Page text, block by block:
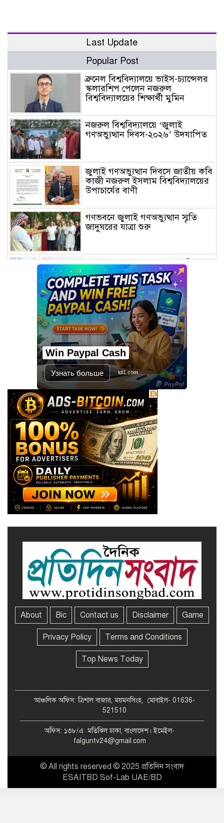
Last Update
Popular Post
ব্রুনেল বিশ্ববিদ্যালয়ে ভাইস-চ্যান্সেলর
স্কলারশিপ পেলেন নজরুল
বিশ্ববিদ্যালয়ের শিক্ষার্থী মুমিন
নজরুল বিশ্ববিদ্যালয়ে ‘জুলাই
গণঅভ্যুত্থান দিবস-২০২৬’ উদযাপিত
জুলাই গণঅভ্যুত্থান দিবসে জাতীয় কবি
কাজী নজরুল ইসলাম বিশ্ববিদ্যালয়ের
উপাচার্যের বাণী
গণভবনে জুলাই গণঅভ্যুত্থান স্মৃতি
জাদুঘরের যাত্রা শুরু
জুলাই আন্দোলন জনগণের, কৃতিত্ব
কোনো একক দলের নয়: প্রধানমন্ত্রী
মালয়েশিয়ায় সহকর্মীদের সংঘর্ষে ৩
বাংলাদেশি নিহত, গ্রেপ্তার ১
শহীদের আত্মত্যাগে গড়া জাতীয় ঐক্য
রক্ষা করতে হবে : প্রধানমন্ত্রী
সাভারে এমপি ও তাঁর স্ত্রীকে
শিক্ষাপ্রতিষ্ঠানের সভাপতি, উঠেছে
আইনি প্রশ্ন
নজরুল বিশ্ববিদ্যালয়ে ব্যবসায় প্রশাসন
অনুষদের গবেষণা প্রকল্প ২০২৫-২৬
অর্থবছরের সেমিনার
সখীপুরে স্ত্রী-সন্তানের বিরুদ্ধে অসুস্থ
স্বামীকে ফেলে যাওয়ার অভিযোগ
Win Paypal Cash
Узнать больше ldl1.com
About Bic Contact us Disclaimer Game
Privacy Policy Terms and Conditions
Top News Today
আঞ্চলিক অফিস: ত্রিশাল বাজার, ময়মনসিংহ, মোবাইল- 01636-
521510
অফিস: ১৩৮/এ মতিঝিল ঢাকা, বাংলাদেশ। ইমেইল-
falguntv24@gmail.com
© All rights reserved © 2025 প্রতিদিন সংবাদ
ESAITBD Sof-Lab UAE/BD